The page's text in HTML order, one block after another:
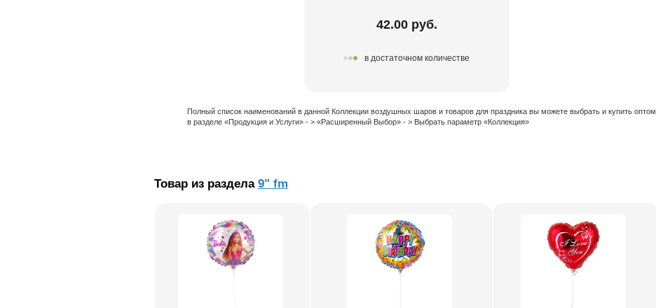
42.00 руб.
в достаточном количестве
Полный список наименований в данной Коллекции воздушных шаров и товаров для праздника вы можете выбрать и купить оптом
в разделе «Продукция и Услуги» - > «Расширенный Выбор» - > Выбрать параметр «Коллекция»
Товар из раздела 9" fm